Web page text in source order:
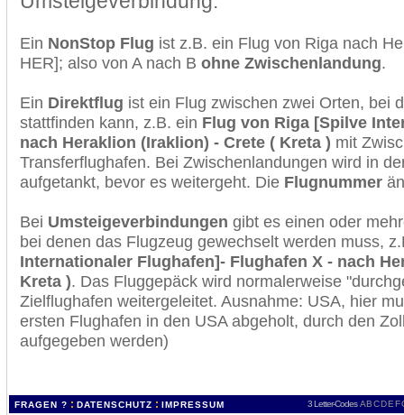
Ein NonStop Flug ist z.B. ein Flug von Riga nach
HER]; also von A nach B ohne Zwischenlandung.
Ein Direktflug ist ein Flug zwischen zwei Orten, bei
stattfinden kann, z.B. ein Flug von Riga [Spilve
nach Heraklion (Iraklion) - Crete ( Kreta ) mit
Transferflughafen. Bei Zwischenlandungen wird in
aufgetankt, bevor es weitergeht. Die Flugnummer
Bei Umsteigeverbindungen gibt es einen oder
bei denen das Flugzeug gewechselt werden muss,
Internationaler Flughafen]- Flughafen X - nach
Kreta ). Das Fluggepäck wird normalerweise
Zielflughafen weitergeleitet. Ausnahme: USA, hier
ersten Flughafen in den USA abgeholt, durch den
aufgegeben werden)
FRAGEN ? : DATENSCHUTZ : IMPRESSUM 3 Letter-Codes ABCDEF